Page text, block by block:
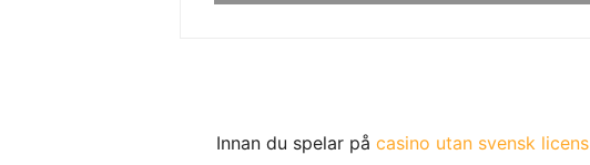
Innan du spelar på casino utan svensk licens